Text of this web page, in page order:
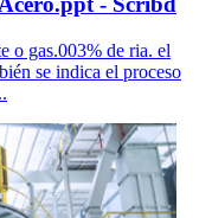
o gas.003% de ria. el
se indica el proceso